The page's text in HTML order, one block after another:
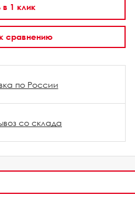
в 1 клик
сравнению
по России
со склада